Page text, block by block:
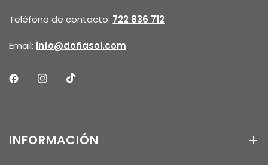
Teléfono de contacto: 722 836 712
Email: info@doñasol.com
INFORMACIÓN